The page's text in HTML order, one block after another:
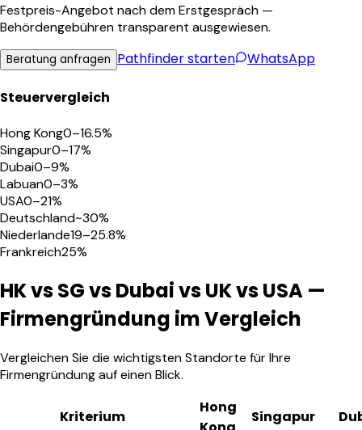
Festpreis-Angebot nach dem Erstgespräch —
Behördengebühren transparent ausgewiesen.
Beratung anfragen Pathfinderstarten WhatsApp
Steuervergleich
Hong Kong0–16.5%
Singapur0–17%
Dubai0–9%
Labuan0–3%
USA0–21%
Deutschland~30%
Niederlande19–25.8%
Frankreich25%
HK vs SG vs Dubai vs UK vs USA —
Firmengründung im Vergleich
Vergleichen Sie die wichtigsten Standorte für Ihre
Firmengründung auf einen Blick.
Kriterium
Hong
Singapur